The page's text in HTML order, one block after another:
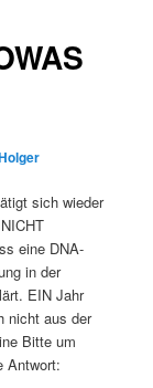
sich wieder
eine DNA-
in der
EIN Jahr
nicht aus der
Bitte um
Antwort: